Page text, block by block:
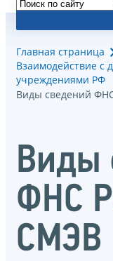
Главная страница
Взаимодействие с
учреждениями РФ
Виды сведений
Виды
ФНС
СМЭВ